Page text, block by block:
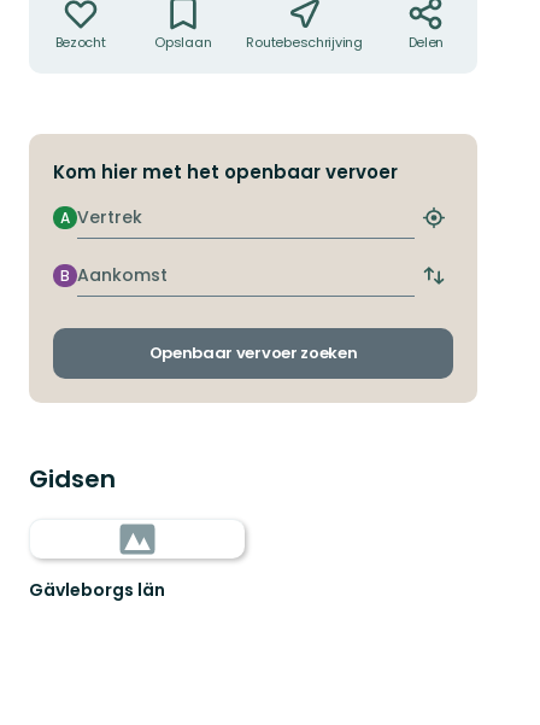
Bezocht Opslaan Routebeschrijving Delen
Kom hier met het openbaar vervoer
Vertrek
A
Zoek
halte
Aankomst
B
Wissel
en
Openbaar vervoer zoeken
Gidsen
Gävleborgs län